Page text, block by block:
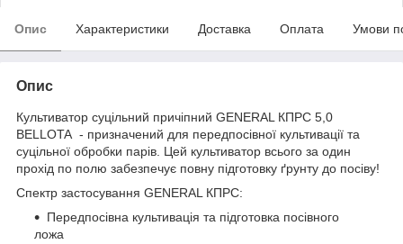
Опис Характеристики Доставка Оплата Умови
Опис
Культиватор суцільний причіпний GENERAL КПРС 5,0
BELLOTA - призначений для передпосівної культивації та
суцільної обробки парів. Цей культиватор всього за один
прохід по полю забезпечує повну підготовку ґрунту до посіву!
Спектр застосування GENERAL КПРС:
Передпосівна культивація та підготовка посівного
ложа